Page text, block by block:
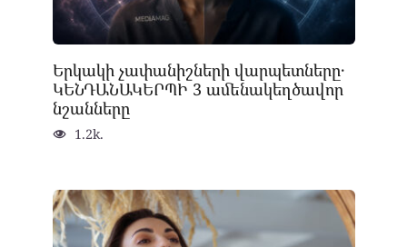
Երկակի չափանիշների վարպետները․
ԿԵՆԴԱՆԱԿԵՐՊԻ 3 ամենակեղծավոր
նշանները
1.2k.